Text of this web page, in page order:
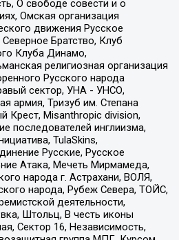
О свободе совести и о
Омская организация
движения Русское
Братство, Клуб
Клуба Динамо,
религиозная организация
Русского народа
сектор, УНА - УНСО,
армия, Тризуб им. Степана
Крест, Misanthropic division,
последователей инглиизма,
TulaSkins,
Русские, Русское
Атака, Мечеть Мирмамеда,
народа г. Астрахани, ВОЛЯ,
народа, Рубеж Севера, ТОЙС,
деятельности,
Штольц, В честь иконы
Сектор 16, Независимость,